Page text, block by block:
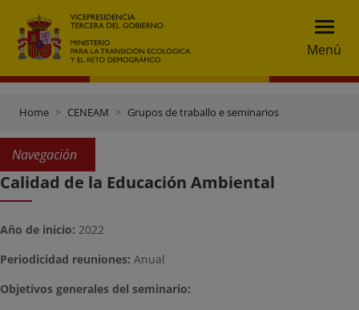
Menú
Home CENEAM Grupos de traballo e seminarios
Navegación
Calidad de la Educación Ambiental
Año de inicio: 2022
Periodicidad reuniones: Anual
Objetivos generales del seminario: